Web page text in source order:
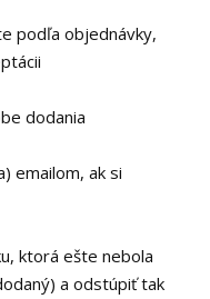
podľa objednávky,
dodania
emailom, ak si
ktorá ešte nebola
a odstúpiť tak